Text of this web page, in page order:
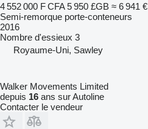
4 552 000 F CFA 5 950 £GB ≈ 6 941 €
Semi-remorque porte-conteneurs
2016
Nombre d'essieux 3
Royaume-Uni, Sawley
Walker Movements Limited
depuis 16 ans sur Autoline
Contacter le vendeur